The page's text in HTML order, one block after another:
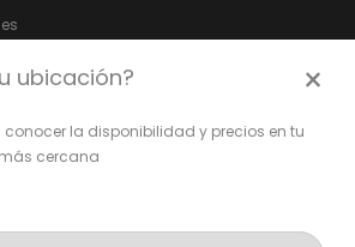
ubicación? ×
la disponibilidad y precios en tu
cercana